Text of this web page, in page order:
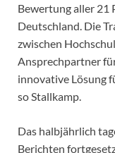
Bewertung aller 21
Deutschland. Die
zwischen
Ansprechpartner
innovative Lösung
so Stallkamp.
Das halbjährlich
Berichten